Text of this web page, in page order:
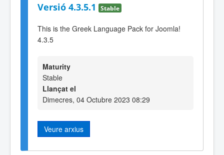
Versió 4.3.5.1 Stable
This is the Greek Language Pack for Joomla!
4.3.5
Maturity
Stable
Llançat el
Dimecres, 04 Octubre 2023 08:29
Veure arxius